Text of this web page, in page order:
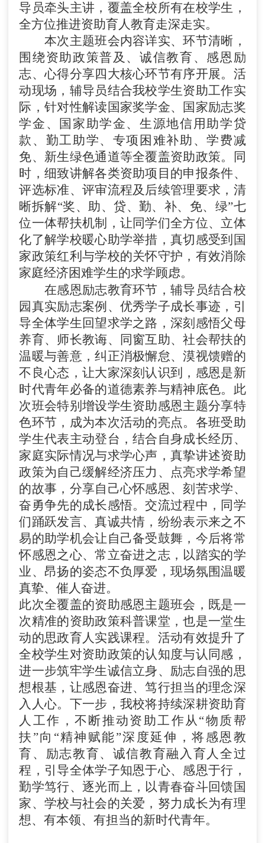
导员牵头主讲，覆盖全校所有在校学生，
全方位推进资助育人教育走深走实。
本次主题班会内容详实、环节清晰，
围绕资助政策普及、诚信教育、感恩励
志、心得分享四大核心环节有序开展。活
动现场，辅导员结合我校学生资助工作实
际，针对性解读国家奖学金、国家励志奖
学金、国家助学金、生源地信用助学贷
款、勤工助学、专项困难补助、学费减
免、新生绿色通道等全覆盖资助政策。同
时，细致讲解各类资助项目的申报条件、
评选标准、评审流程及后续管理要求，清
晰拆解“奖、助、贷、勤、补、免、绿”七
位一体帮扶机制，让同学们全方位、立体
化了解学校暖心助学举措，真切感受到国
家政策红利与学校的关怀守护，有效消除
家庭经济困难学生的求学顾虑。
在感恩励志教育环节，辅导员结合校
园真实励志案例、优秀学子成长事迹，引
导全体学生回望求学之路，深刻感悟父母
养育、师长教诲、同窗互助、社会帮扶的
温暖与善意，纠正消极懈怠、漠视馈赠的
不良心态，让大家深刻认识到，感恩是新
时代青年必备的道德素养与精神底色。此
次班会特别增设学生资助感恩主题分享特
色环节，成为本次活动的亮点。各班受助
学生代表主动登台，结合自身成长经历、
家庭实际情况与求学心声，真挚讲述资助
政策为自己缓解经济压力、点亮求学希望
的故事，分享自己心怀感恩、刻苦求学、
奋勇争先的成长感悟。交流过程中，同学
们踊跃发言、真诚共情，纷纷表示来之不
易的助学机会让自己备受鼓舞，今后将常
怀感恩之心、常立奋进之志，以踏实的学
业、昂扬的姿态不负厚爱，现场氛围温暖
真挚、催人奋进。
此次全覆盖的资助感恩主题班会，既是一
次精准的资助政策科普课堂，也是一堂生
动的思政育人实践课程。活动有效提升了
全校学生对资助政策的认知度与认同感，
进一步筑牢学生诚信立身、励志自强的思
想根基，让感恩奋进、笃行担当的理念深
入人心。下一步，我校将持续深耕资助育
人工作，不断推动资助工作从 “物质帮
扶”向“精神赋能”深度延伸，将感恩教
育、励志教育、诚信教育融入育人全过
程，引导全体学子知恩于心、感恩于行，
勤学笃行、逐光而上，以青春奋斗回馈国
家、学校与社会的关爱，努力成长为有理
想、有本领、有担当的新时代青年。